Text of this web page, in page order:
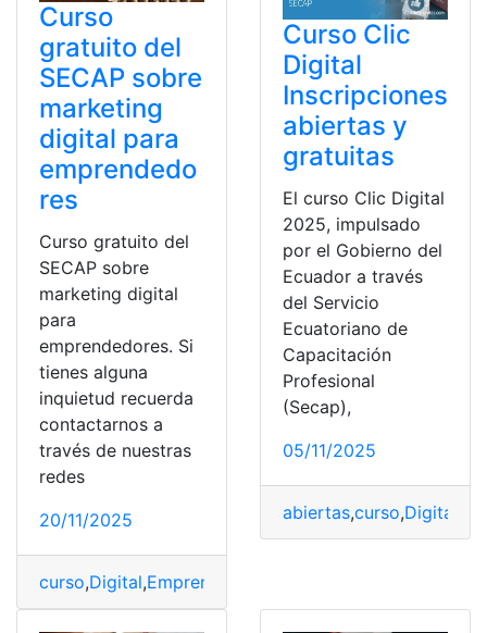
Curso
gratuito del
SECAP sobre
marketing
digital para
emprendedo
res
Curso gratuito del
SECAP sobre
marketing digital
para
emprendedores. Si
tienes alguna
inquietud recuerda
contactarnos a
través de nuestras
redes
20/11/2025
curso,Digital,Emprendedores
Curso Clic
Digital
Inscripciones
abiertas y
gratuitas
El curso Clic Digital
2025, impulsado
por el Gobierno del
Ecuador a través
del Servicio
Ecuatoriano de
Capacitación
Profesional
(Secap),
05/11/2025
abiertas,curso,Digital